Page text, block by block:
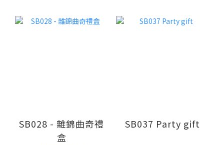
SB028 - 雜錦曲奇禮
盒
SB037 Party gift